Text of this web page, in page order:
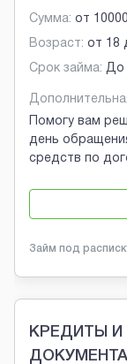
Сумма: от
Возраст: от 18
Срок займа: До
Помогу вам
день
средств по
Займ под
КРЕДИТЫ